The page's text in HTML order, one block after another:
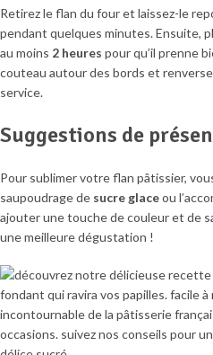
Retirez le flan du four et laissez-le
pendant quelques minutes. Ensuite,
au moins 2 heures pour qu’il prenne
couteau autour des bords et
service.
Suggestions de
Pour sublimer votre flan pâtissier,
saupoudrage de sucre glaceou
ajouter une touche de couleur et de
une meilleure dégustation !